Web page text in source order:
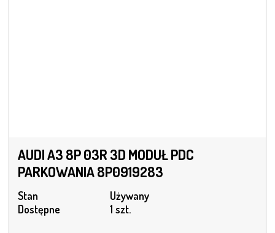
AUDI A3 8P 03R 3D MODUŁ PDC
PARKOWANIA 8P0919283
Stan
Używany
Dostępne
1 szt.